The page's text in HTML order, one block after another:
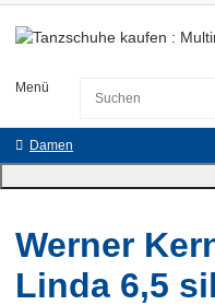
Menü
Damen
Werner
Linda 6,5